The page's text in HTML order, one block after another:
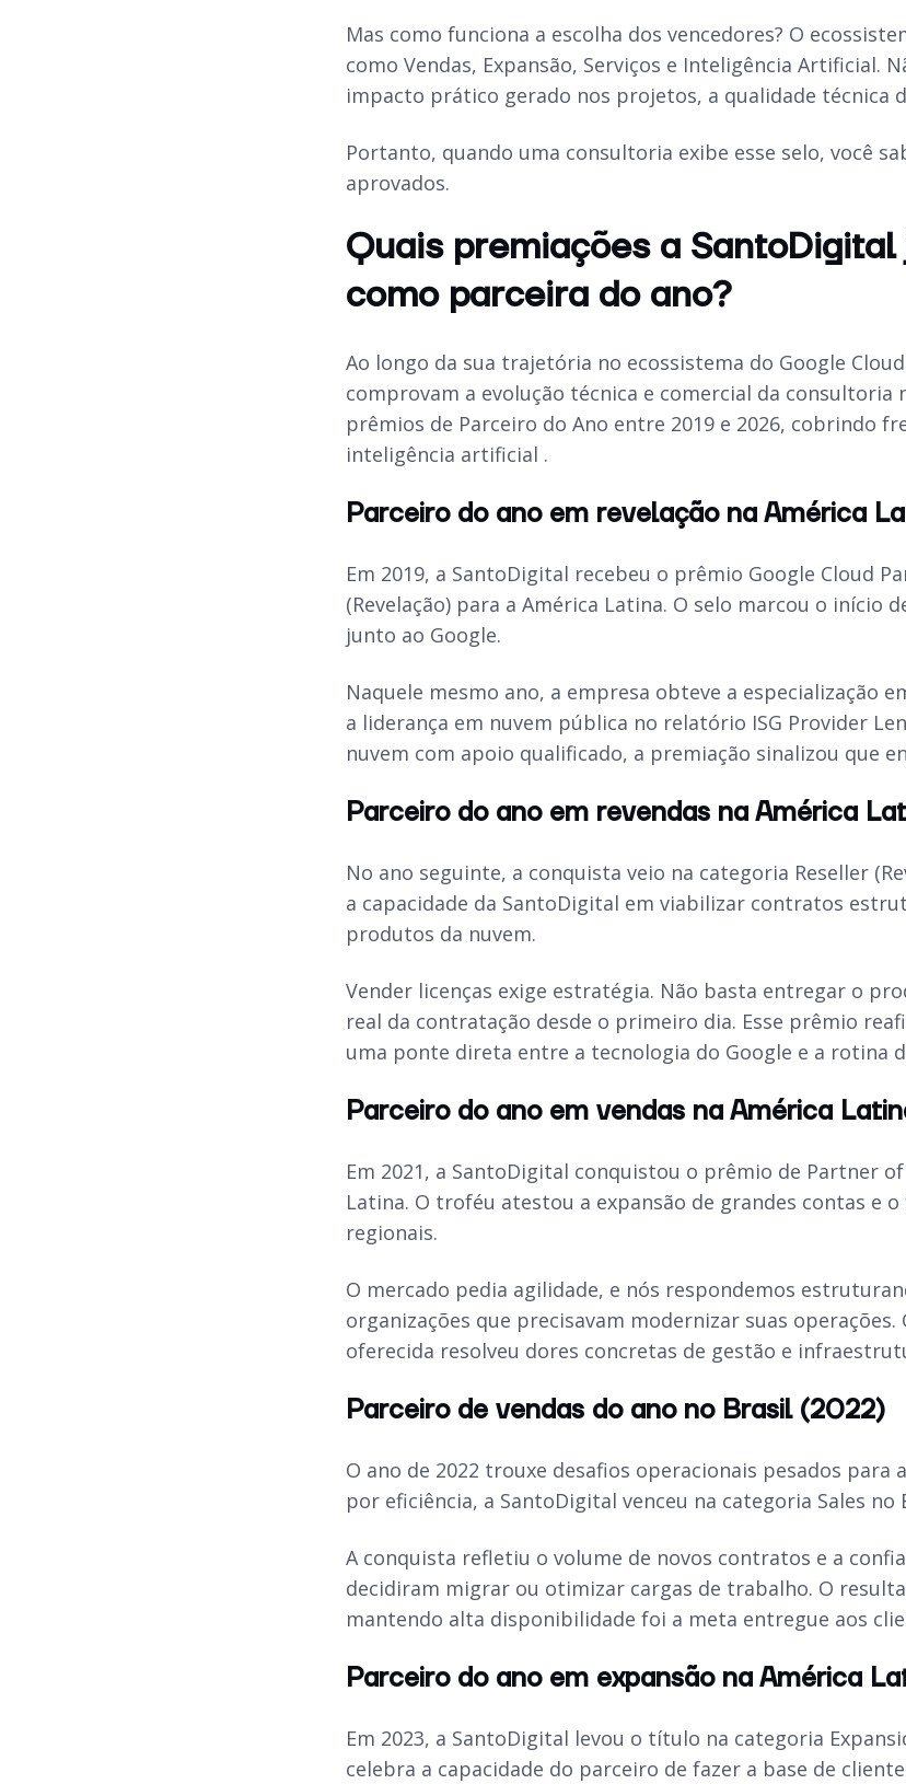
Mas como funciona a escolha dos vencedores? O
como Vendas, Expansão, Serviços e Inteligência Artificial.
impacto prático gerado nos projetos, a qualidade técnica
Portanto, quando uma consultoria exibe esse selo, você
aprovados.
Quais premiações a
como parceira do ano?
Ao longo da sua trajetória no ecossistema do Google
comprovam a evolução técnica e comercial da
prêmios de Parceiro do Ano entre 2019 e 2026, cobrindo
inteligência artificial .
Parceiro do ano em revelação na América
Em 2019, a SantoDigital recebeu o prêmio Google Cloud
(Revelação) para a América Latina. O selo marcou o
junto ao Google.
Naquele mesmo ano, a empresa obteve a especialização
a liderança em nuvem pública no relatório ISG Provider
nuvem com apoio qualificado, a premiação sinalizou que
Parceiro do ano em revendas na América
No ano seguinte, a conquista veio na categoria Reseller
a capacidade da SantoDigital em viabilizar contratos
produtos da nuvem.
Vender licenças exige estratégia. Não basta entregar o
real da contratação desde o primeiro dia. Esse prêmio
uma ponte direta entre a tecnologia do Google e a rotina
Parceiro do ano em vendas na América
Em 2021, a SantoDigital conquistou o prêmio de Partner
Latina. O troféu atestou a expansão de grandes contas e
regionais.
O mercado pedia agilidade, e nós respondemos
organizações que precisavam modernizar suas
oferecida resolveu dores concretas de gestão e
Parceiro de vendas do ano no Brasil (2022)
O ano de 2022 trouxe desafios operacionais pesados para
por eficiência, a SantoDigital venceu na categoria Sales no
A conquista refletiu o volume de novos contratos e a
decidiram migrar ou otimizar cargas de trabalho. O
mantendo alta disponibilidade foi a meta entregue aos
Parceiro do ano em expansão na América
Em 2023, a SantoDigital levou o título na categoria
celebra a capacidade do parceiro de fazer a base de